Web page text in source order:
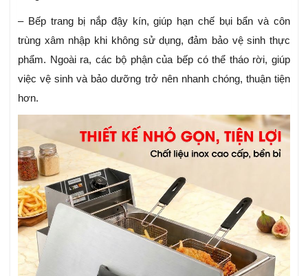
– Bếp trang bị nắp đậy kín, giúp hạn chế bụi bẩn và côn
trùng xâm nhập khi không sử dụng, đảm bảo vệ sinh thực
phẩm. Ngoài ra, các bộ phận của bếp có thể tháo rời, giúp
việc vệ sinh và bảo dưỡng trở nên nhanh chóng, thuận tiện
hơn.